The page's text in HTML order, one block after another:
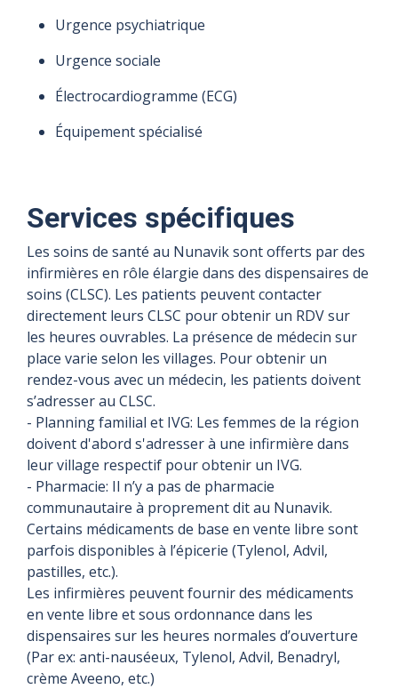
Urgence psychiatrique
Urgence sociale
Électrocardiogramme (ECG)
Équipement spécialisé
Services spécifiques
Les soins de santé au Nunavik sont offerts par des
infirmières en rôle élargie dans des dispensaires de
soins (CLSC). Les patients peuvent contacter
directement leurs CLSC pour obtenir un RDV sur
les heures ouvrables. La présence de médecin sur
place varie selon les villages. Pour obtenir un
rendez-vous avec un médecin, les patients doivent
s’adresser au CLSC.
- Planning familial et IVG: Les femmes de la région
doivent d'abord s'adresser à une infirmière dans
leur village respectif pour obtenir un IVG.
- Pharmacie: Il n’y a pas de pharmacie
communautaire à proprement dit au Nunavik.
Certains médicaments de base en vente libre sont
parfois disponibles à l’épicerie (Tylenol, Advil,
pastilles, etc.).
Les infirmières peuvent fournir des médicaments
en vente libre et sous ordonnance dans les
dispensaires sur les heures normales d’ouverture
(Par ex: anti-nauséeux, Tylenol, Advil, Benadryl,
crème Aveeno, etc.)